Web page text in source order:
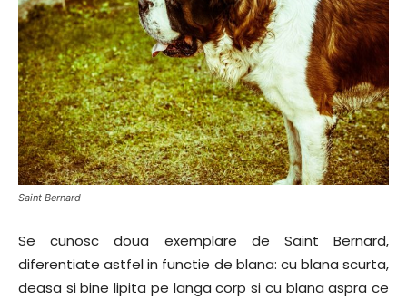
Saint Bernard
Se cunosc doua exemplare de Saint Bernard,
diferentiate astfel in functie de blana: cu blana scurta,
deasa si bine lipita pe langa corp si cu blana aspra ce